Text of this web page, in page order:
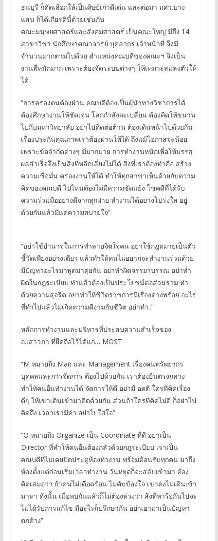
ธนบุรี ก็คัดเลือกให้เป็นศิษย์เก่าดีเด่น และต่อมา มศว.บาง
แสน ก็ได้เกียรตินี้ด้วยเช่นกัน
คณะมนุษยศาสตร์และสังคมศาสตร์ เป็นคณะใหญ่ มีถึง 14
สาขาวิชา นักศึกษาคณาจารย์ บุคลากร เจ้าหน้าที่ จึงมี
จำนวนมากตามไปด้วย ตำแหน่งคณบดีของคณะฯ จึงเป็น
งานที่หนักมาก เพราะต้องจัดระบบต่างๆ ให้เหมาะสมลงตัวให้
ได้
“การครองตนต้องผ่าน คณบดีต้องเป็นผู้นำทางวิชาการได้
ต้องศึกษางานให้ชัดเจน โลกกำลังจะเปลี่ยน ต้องคิดให้ขนาน
ไปกับมหาวิทยาลัย อย่าไปคิดต่อต้าน ต้องเดินหน้าไปด้วยกัน
เรื่องประกันคุณภาพเราต้องผ่านให้ได้ ถึงแม้โอกาสจะน้อย
เพราะข้อจำกัดต่างๆ มีมากมาย การทำงานหนักเพื่อให้บรรลุ
ผลสำเร็จจึงเป็นสิ่งที่หลีกเลี่ยงไม่ได้ สิ่งที่เราต้องทำคือ สร้าง
ความเชื่อมั่น ครองงานให้ได้ ทำให้ทุกสาขาเห็นด้วยกับความ
คิดของคณบดี ไปไหนต้องไม่มีความขัดแย้ง โชคดีที่ได้รับ
ความร่วมมืออย่างดีจากทุกฝ่าย ทำงานได้อย่างโปร่งใส อยู่
ด้วยกันแล้วมีแต่ความสบายใจ”
“อย่าใช้อำนาจในการทำลายจิตใจคน อย่าใช้กฎหมายเป็นตัว
ชี้วัดเพียงอย่างเดียว แล้วทำให้คนไม่อยากจะทำงานร่วมด้วย
มีปัญหาอะไรมาพูดมาคุยกัน อย่าทำผิดจรรยาบรรณ อย่าทำ
ผิดในกฎระเบียบ ทำแล้วต้องเป็นประโยชน์ต่อส่วนรวม ทำ
ด้วยความสุจริต อย่าทำให้ชีวิตราชการมีเรื่องด่างพร้อย อะไร
ที่ทำไปแล้วไม่เกิดความดีงามกับชีวิต อย่าทำ..”
หลักการทำงานและบริหารที่ประสบความสำเร็จของ
อ.เสาวภา ที่ยึดถือไว้ได้แก่… MOST
“M หมายถึง Man และ Management เรื่องคนทรัพยากร
บุคคลและการจัดการ ต้องไปด้วยกัน เราต้องยืนตรงกลาง
ทำให้คนอื่นทำงานได้ จัดการให้ดี อย่ามี อคติ ใครที่คิดเรื่อง
ดีๆ ให้เขาเดินเข้ามาคิดด้วยกัน ส่วนถ้าใครที่คิดไม่ดี ก็อย่าไป
คิดถึง เวลาเรามีค่า อย่าไปใส่ใจ”
“O หมายถึง Organize เป็น Coordinate ที่ดี อย่าเป็น
Director ที่ทำให้คนอื่นต้องกลัวด้วยกฎระเบียบ เราเป็น
คณบดีที่ไม่เคยปิดประตูห้องทำงาน พร้อมต้อนรับทุกคน มาถึง
ห้องตั้งแต่ก่อนเริ่มเวลาทำงาน วันหยุดก็จะสลับเข้ามา ต้อง
คิดเสมอว่า ถ้าคนไม่เดือดร้อน ไม่คับข้องใจ เขาคงไม่เดินเข้า
มาหา ดังนั้น เมื่อพบกันแล้วก็ไม่ต้องห่วงว่า สิ่งที่หารือกันไปจะ
ไม่ได้รับการแก้ไข มีอะไรก็ปรึกษากัน อย่าเอามาเป็นปัญหา
ตกค้าง”